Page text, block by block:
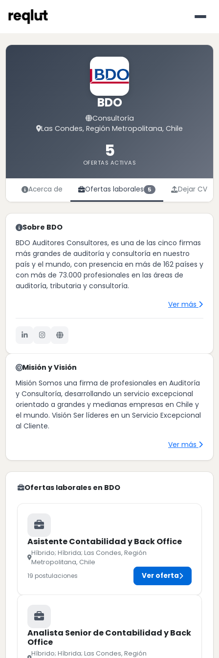
BDO
Consultoría
Las Condes, Región Metropolitana, Chile
5
OFERTAS ACTIVAS
Acerca de Ofertas laborales 5 Dejar CV
Ofertas laborales en BDO
Asistente Contabilidad y Back Office
Híbrido; Híbrida; Las Condes, Región
Metropolitana, Chile
19 postulaciones
Ver oferta
Analista Senior de Contabilidad y Back
Office
Híbrido; Híbrida; Las Condes, Región
Sobre BDO
BDO Auditores Consultores, es una de las cinco firmas
más grandes de auditoría y consultoría en nuestro
país y el mundo, con presencia en más de 162 países y
con más de 73.000 profesionales en las áreas de
auditoría, tributaria y consultoría.
Ver más
Misión y Visión
Misión Somos una firma de profesionales en Auditoría
y Consultoría, desarrollando un servicio excepcional
orientado a grandes y medianas empresas en Chile y
el mundo. Visión Ser líderes en un Servicio Excepcional
al Cliente.
Ver más